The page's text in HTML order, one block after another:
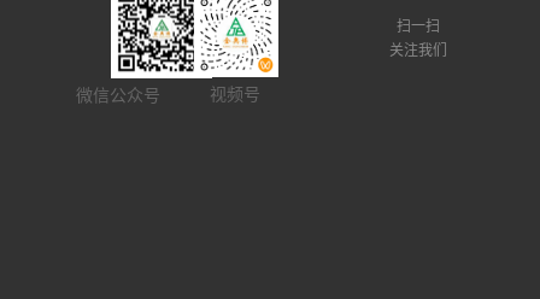
微信公众号 视频号
扫一扫
关注我们